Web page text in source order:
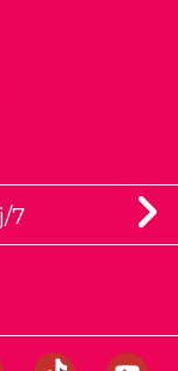
7